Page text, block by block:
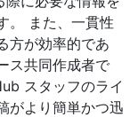
。 また、一貫性
方が効率的であ
ス共同作成者で
スタッフのライ
がより簡単かつ迅